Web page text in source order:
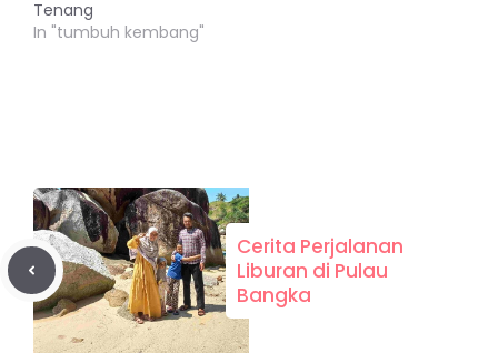
Tenang
In "tumbuh kembang"
Cerita Perjalanan
Liburan di Pulau
Bangka